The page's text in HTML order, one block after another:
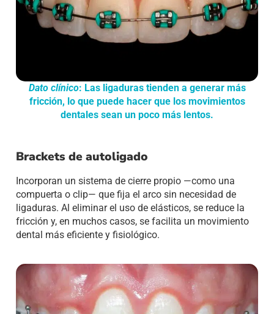
Dato clínico: Las ligaduras tienden a generar más
fricción, lo que puede hacer que los movimientos
dentales sean un poco más lentos.
Brackets de autoligado
Incorporan un sistema de cierre propio —como una
compuerta o clip— que fija el arco sin necesidad de
ligaduras. Al eliminar el uso de elásticos, se reduce la
fricción y, en muchos casos, se facilita un movimiento
dental más eficiente y fisiológico.